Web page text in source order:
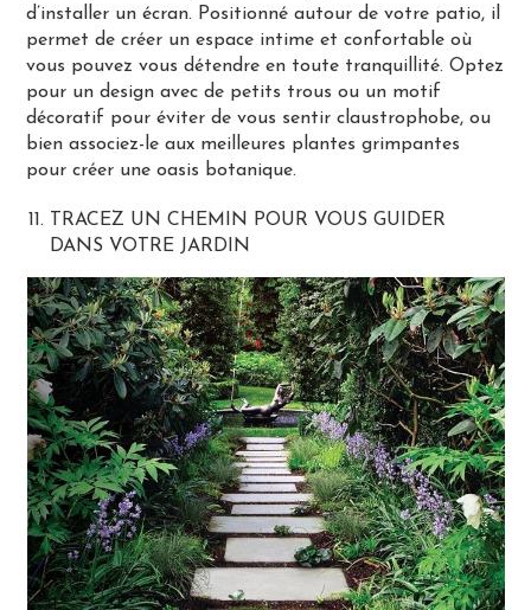
d’installer un écran. Positionné autour de votre patio, il
permet de créer un espace intime et confortable où
vous pouvez vous détendre en toute tranquillité. Optez
pour un design avec de petits trous ou un motif
décoratif pour éviter de vous sentir claustrophobe, ou
bien associez-le aux meilleures plantes grimpantes
pour créer une oasis botanique.
TRACEZ UN CHEMIN POUR VOUS GUIDER
DANS VOTRE JARDIN